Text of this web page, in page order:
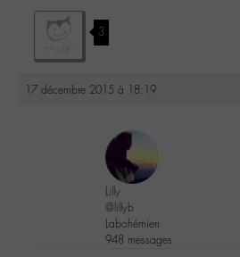
3
17 décembre 2015 à 18:19
Lilly
@lillyb
Labohémien
948 messages